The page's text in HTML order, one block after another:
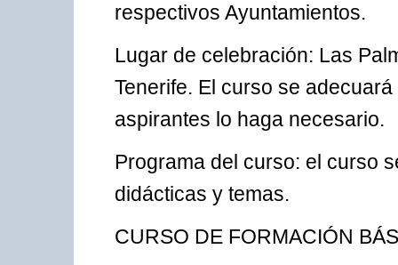
respectivos Ayuntamientos.
Lugar de celebración: Las
Tenerife. El curso se
aspirantes lo haga necesario.
Programa del curso: el curso
didácticas y temas.
CURSO DE FORMACIÓN